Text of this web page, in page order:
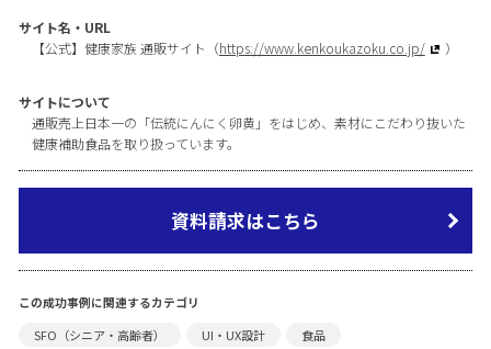
サイト名・URL
【公式】健康家族 通販サイト（https://www.kenkoukazoku.co.jp/ ）
サイトについて
通販売上日本一の「伝統にんにく卵黄」をはじめ、素材にこだわり抜いた
健康補助食品を取り扱っています。
資料請求はこちら
この成功事例に関連するカテゴリ
SFO（シニア・高齢者）
UI・UX設計
食品